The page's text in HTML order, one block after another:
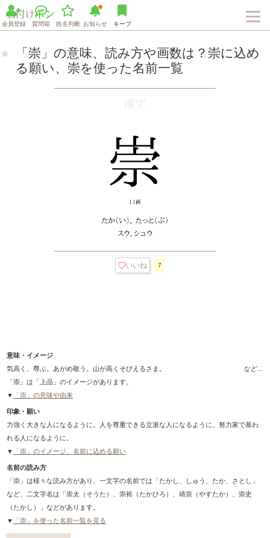
会員登録 質問箱 姓名判断 お知らせ キープ
「崇」の意味、読み方や画数は？崇に込め
る願い、崇を使った名前一覧
いいね 7
意味・イメージ
気高く、尊ぶ。あがめ敬う。山が高くそびえるさま。
など…
「崇」は「上品」のイメージがあります。
▼
「崇」の意味や由来
印象・願い
力強く大きな人になるように。人を尊重できる立派な人になるように。努力家で慕わ
れる人になるように。
▼
「崇」のイメージ、名前に込める願い
名前の読み方
「崇」は様々な読み方があり、一文字の名前では「たかし、しゅう、たか、さとし」
など、二文字名は「崇太（そうた）、崇裕（たかひろ）、靖崇（やすたか）、崇史
（たかし）」などがあります。
▼
「崇」を使った名前一覧を見る